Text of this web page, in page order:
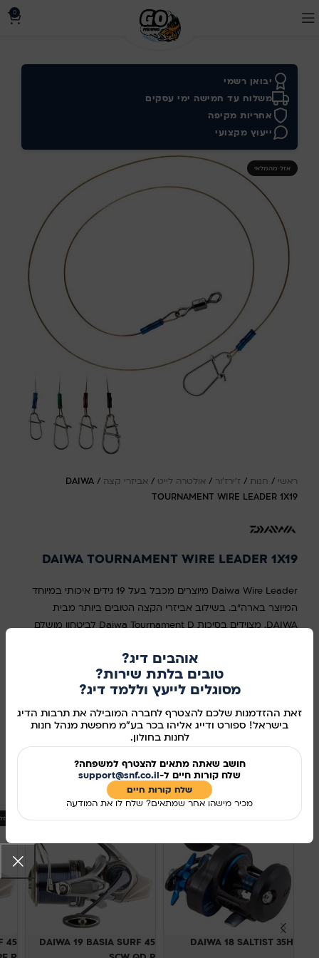
אוהבים דיג?
טובים בלתת שירות?
מסוגלים לייעץ וללמד דיג?
זאת ההזדמנות שלכם להצטרף לחברה המובילה את תרבות הדיג
בישראל! ספורט ודייג אליהו בכר בע"מ מחפשת מנהל חנות
לחנות בחולון.
חושב שאתה מתאים להצטרף למשפחה?
שלח קורות חיים ל-support@snf.co.il
שלח קורות חיים​
מכיר מישהו אחר שמתאים? שלח לו את המודעה
0
יבואן רשמי
משלוח עד חמישה ימי עסקים
אחריות מקיפה
ייעוץ מקצועי
אזל מהמלאי
ראשי / חנות / ז'ירז'ור / אולטרה לייט / אביזרי קצה /
DAIWA
TOURNAMENT WIRE LEADER 1X19
DAIWA TOURNAMENT WIRE LEADER 1X19
Daiwa Wire Leader מיוצרים מכבל בעל 19 גידים איכותי במיוחד
המיוצר בארה"ב. בשילוב אביזרי הקצה הטובים ביותר מבית
DAIWA. מצוידים בסיכות Daiwa Tournament D לביטחון מושלם
מוצר זה חסר כרגע במלאי ואינו זמין.
מק"ט: 85
מוצרים קשורים
DAIWA 18 SALTIST 35H
אזל מהמלאי
DAIWA 19 BASIA SURF 45
45